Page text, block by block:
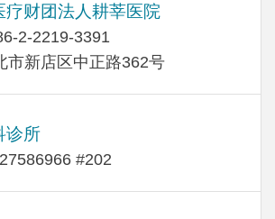
疗财团法人耕莘医院
2-2219-3391
市新店区中正路362号
诊所
#202